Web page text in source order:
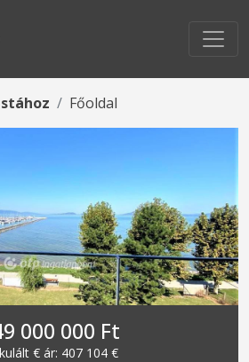
Főoldal
000 000 Ft
€ ár: 407 104 €